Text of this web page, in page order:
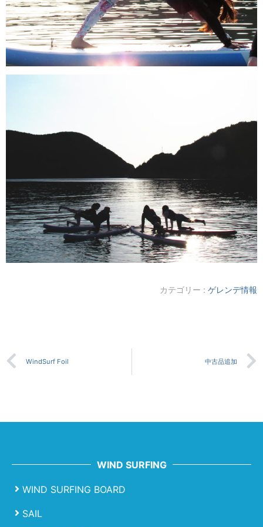
カテゴリー : ゲレンデ情報
WindSurf Foil 中古品追加
WIND SURFING
WIND SURFING BOARD
SAIL